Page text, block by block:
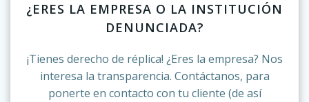
¿ERES LA EMPRESA O LA INSTITUCIÓN
DENUNCIADA?
¡Tienes derecho de réplica! ¿Eres la empresa? Nos
interesa la transparencia. Contáctanos, para
ponerte en contacto con tu cliente (de así